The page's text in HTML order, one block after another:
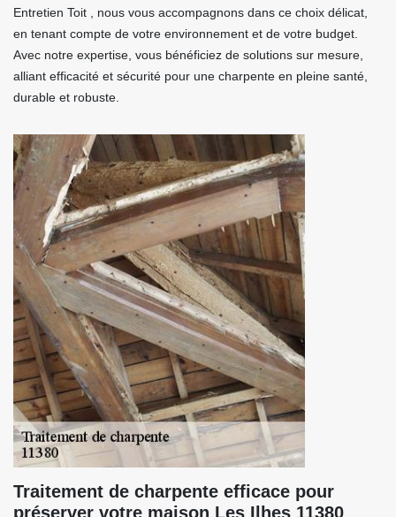
Entretien Toit , nous vous accompagnons dans ce choix délicat,
en tenant compte de votre environnement et de votre budget.
Avec notre expertise, vous bénéficiez de solutions sur mesure,
alliant efficacité et sécurité pour une charpente en pleine santé,
durable et robuste.
Traitement de charpente efficace pour
préserver votre maison Les Ilhes 11380